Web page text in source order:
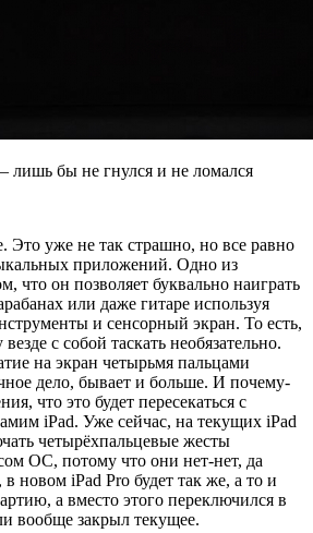
лишь бы не гнулся и не ломался
Это уже не так страшно, но все равно
приложений. Одно из
что он позволяет буквально наиграть
или даже гитаре используя
и сенсорный экран. То есть,
с собой таскать необязательно.
на экран четырьмя пальцами
дело, бывает и больше. И почему-
что это будет пересекаться с
iPad. Уже сейчас, на текущих iPad
четырёхпальцевые жесты
ОС, потому что они нет-нет, да
новом iPad Pro будет так же, а то и
а вместо этого переключился в
вообще закрыл текущее.